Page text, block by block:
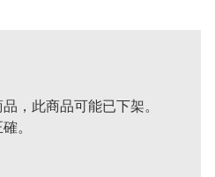
，此商品可能已下架。
。